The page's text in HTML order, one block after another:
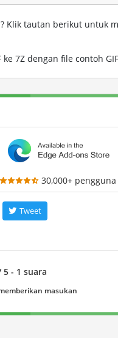
Klik tautan berikut untuk
ke 7Z dengan file contoh
30,000+ pengguna
Tweet
5 - 1 suara
masukan